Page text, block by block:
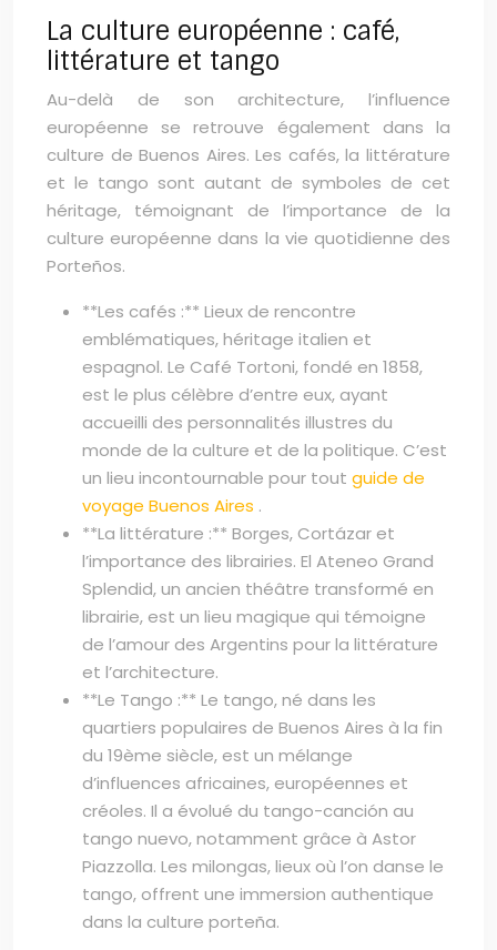
La culture européenne : café,
littérature et tango
Au-delà de son architecture, l’influence
européenne se retrouve également dans la
culture de Buenos Aires. Les cafés, la littérature
et le tango sont autant de symboles de cet
héritage, témoignant de l’importance de la
culture européenne dans la vie quotidienne des
Porteños.
**Les cafés :** Lieux de rencontre
emblématiques, héritage italien et
espagnol. Le Café Tortoni, fondé en 1858,
est le plus célèbre d’entre eux, ayant
accueilli des personnalités illustres du
monde de la culture et de la politique. C’est
un lieu incontournable pour tout guide de
voyage Buenos Aires .
**La littérature :** Borges, Cortázar et
l’importance des librairies. El Ateneo Grand
Splendid, un ancien théâtre transformé en
librairie, est un lieu magique qui témoigne
de l’amour des Argentins pour la littérature
et l’architecture.
**Le Tango :** Le tango, né dans les
quartiers populaires de Buenos Aires à la fin
du 19ème siècle, est un mélange
d’influences africaines, européennes et
créoles. Il a évolué du tango-canción au
tango nuevo, notamment grâce à Astor
Piazzolla. Les milongas, lieux où l’on danse le
tango, offrent une immersion authentique
dans la culture porteña.